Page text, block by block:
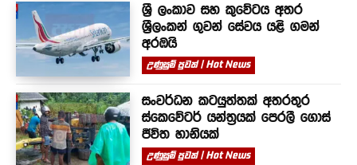
ශ්‍රී ලංකාව සහ කුවේටය අතර
ශ්‍රීලංකන් ගුවන් සේවය යළි ගමන්
අරඹයි
උණුසුම් පුවත් | Hot News
සංවර්ධන කටයුත්තක් අතරතුර
ස්කෙවේටර් යන්ත්‍රයක් පෙරලී ගොස්
ජීවිත හානියක්
උණුසුම් පුවත් | Hot News